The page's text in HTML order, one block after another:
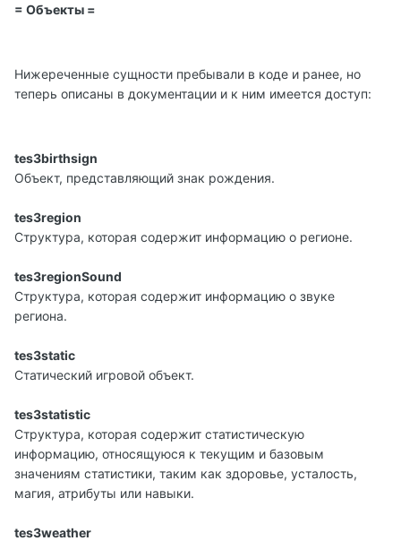
= Объекты =
Нижереченные сущности пребывали в коде и ранее, но
теперь описаны в документации и к ним имеется доступ:
tes3birthsign
Объект, представляющий знак рождения.
tes3region
Структура, которая содержит информацию о регионе.
tes3regionSound
Структура, которая содержит информацию о звуке
региона.
tes3static
Статический игровой объект.
tes3statistic
Структура, которая содержит статистическую
информацию, относящуюся к текущим и базовым
значениям статистики, таким как здоровье, усталость,
магия, атрибуты или навыки.
tes3weather